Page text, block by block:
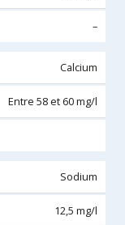
–
Calcium
Entre 58 et 60 mg/l
Sodium
12,5 mg/l